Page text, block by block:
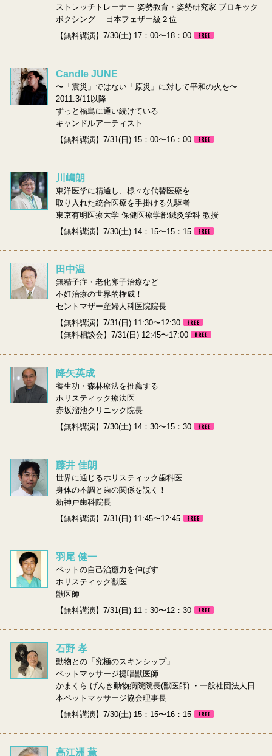
ストレッチトレーナー 姿勢教育・姿勢研究家 プロキック
ボクシング 日本フェザー級２位
【無料講演】7/30(土) 17：00〜18：00
Candle JUNE
〜「震災」ではない「原災」に対して平和の火を〜
2011.3/11以降
ずっと福島に通い続けている
キャンドルアーティスト
【無料講演】7/31(日) 15：00〜16：00
川嶋朗
東洋医学に精通し、様々な代替医療を
取り入れた統合医療を手掛ける先駆者
東京有明医療大学 保健医療学部鍼灸学科 教授
【無料講演】7/30(土) 14：15〜15：15
田中温
無精子症・老化卵子治療など
不妊治療の世界的権威！
セントマザー産婦人科医院院長
【無料講演】7/31(日) 11:30〜12:30
【無料相談会】7/31(日) 12:45〜17:00
降矢英成
養生功・森林療法を推薦する
ホリスティック療法医
赤坂溜池クリニック院長
【無料講演】7/30(土) 14：30〜15：30
藤井 佳朗
世界に通じるホリスティック歯科医
身体の不調と歯の関係を説く！
新神戸歯科院長
【無料講演】7/31(日) 11:45〜12:45
羽尾 健一
ペットの自己治癒力を伸ばす
ホリスティック獣医
獣医師
【無料講演】7/31(日) 11：30〜12：30
石野 孝
動物との「究極のスキンシップ」
ペットマッサージ提唱獣医師
かまくら げんき動物病院院長(獣医師) ・一般社団法人日
本ペットマッサージ協会理事長
【無料講演】7/30(土) 15：15〜16：15
高江洲 薫